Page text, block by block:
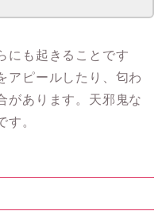
にも起きることです
アピールしたり、匂わ
があります。天邪鬼な
す。